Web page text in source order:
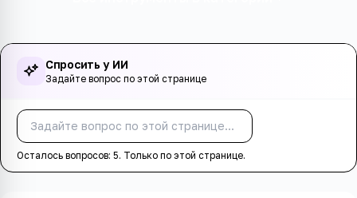
Спросить у ИИ
Задайте вопрос по этой странице
Осталось вопросов: 5. Только по этой странице.